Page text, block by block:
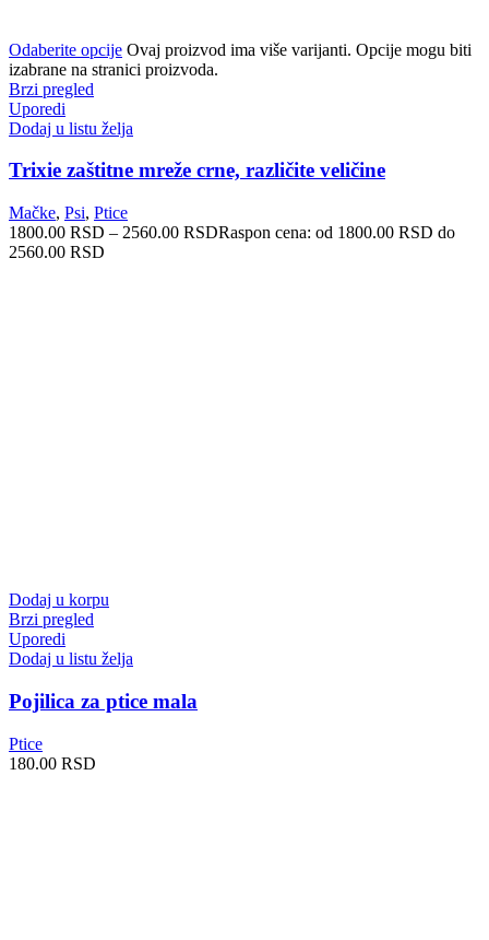
Odaberite opcije Ovaj proizvod ima više varijanti. Opcije mogu biti
izabrane na stranici proizvoda.
Brzi pregled
Uporedi
Dodaj u listu želja
Trixie zaštitne mreže crne, različite veličine
Mačke, Psi, Ptice
1800.00 RSD – 2560.00 RSDRaspon cena: od 1800.00 RSD do
2560.00 RSD
Dodaj u korpu
Brzi pregled
Uporedi
Dodaj u listu želja
Pojilica za ptice mala
Ptice
180.00 RSD